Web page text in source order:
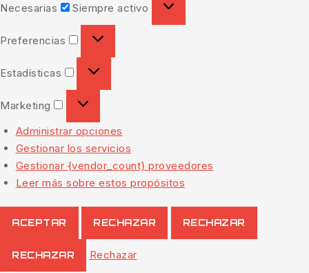
Necesarias
Siempre activo
Preferencias
Estadísticas
Marketing
Administrar opciones
Gestionar los servicios
Gestionar {vendor_count} proveedores
Leer más sobre estos propósitos
ACEPTAR RECHAZAR RECHAZAR
RECHAZAR
Rechazar